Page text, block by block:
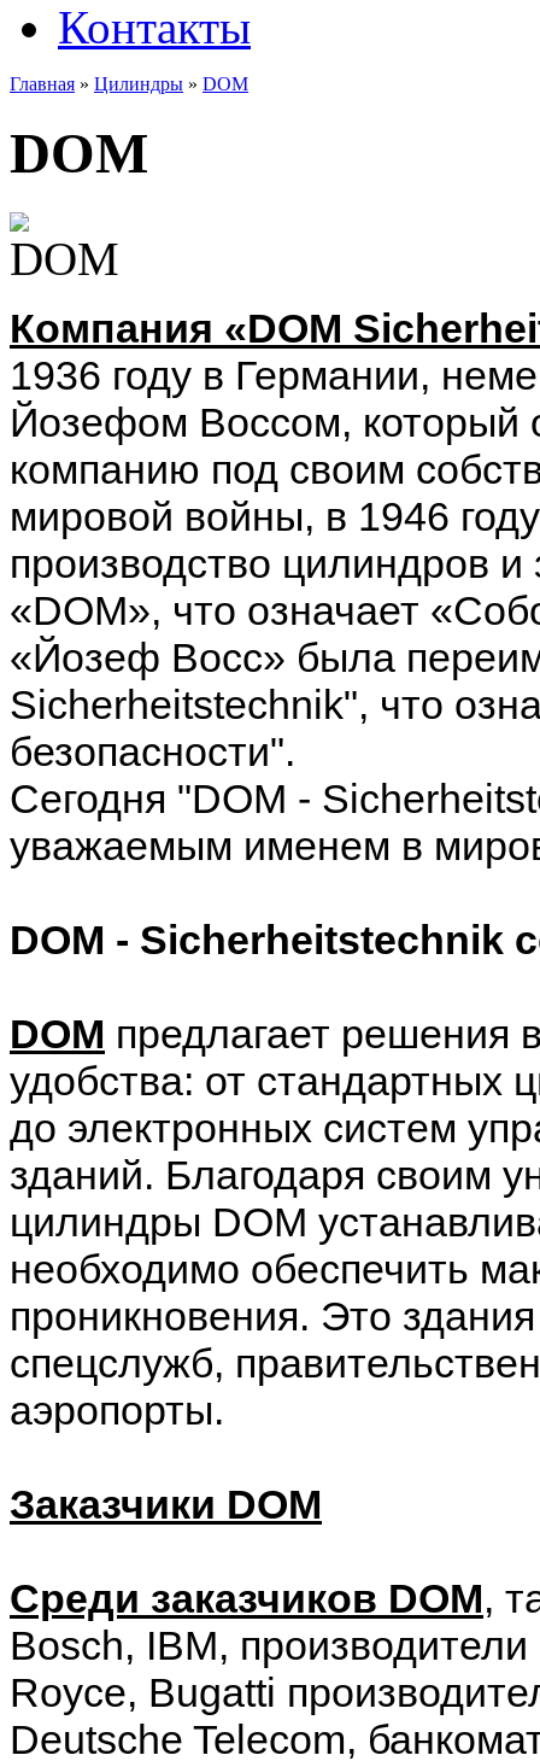
Контакты
Главная » Цилиндры » DOM
DOM
Компания «DOM
1936 году в Германии,
Йозефом Воссом, который
компанию под своим
мировой войны, в 1946
производство цилиндров
«DOM», что означает
«Йозеф Восс» была
Sicherheitstechnik", что
безопасности".
Сегодня "DOM -
уважаемым именем в
DOM - Sicherheitstechnik
DOM предлагает решения
удобства: от стандартных
до электронных систем
зданий. Благодаря своим
цилиндры DOM
необходимо обеспечить
проникновения. Это
спецслужб,
аэропорты.
Заказчики DOM
Среди заказчиков DOM,
Bosch, IBM,
Royce, Bugatti
Deutsche Telecom,